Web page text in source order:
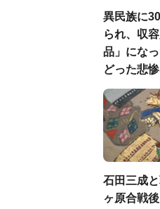
異民族に
られ、収
品」にな
どった悲
石田三成
ヶ原合戦